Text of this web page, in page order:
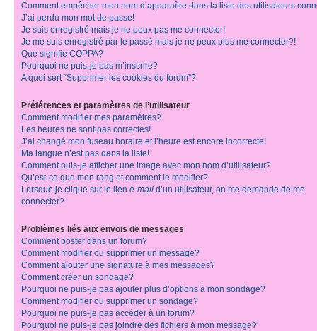
Comment empêcher mon nom d’apparaître dans la liste des utilisateurs
J’ai perdu mon mot de passe!
Je suis enregistré mais je ne peux pas me connecter!
Je me suis enregistré par le passé mais je ne peux plus me connecter?!
Que signifie COPPA?
Pourquoi ne puis-je pas m’inscrire?
A quoi sert “Supprimer les cookies du forum”?
Préférences et paramètres de l’utilisateur
Comment modifier mes paramètres?
Les heures ne sont pas correctes!
J’ai changé mon fuseau horaire et l’heure est encore incorrecte!
Ma langue n’est pas dans la liste!
Comment puis-je afficher une image avec mon nom d’utilisateur?
Qu’est-ce que mon rang et comment le modifier?
Lorsque je clique sur le lien e-mail d’un utilisateur, on me demande de me
connecter?
Problèmes liés aux envois de messages
Comment poster dans un forum?
Comment modifier ou supprimer un message?
Comment ajouter une signature à mes messages?
Comment créer un sondage?
Pourquoi ne puis-je pas ajouter plus d’options à mon sondage?
Comment modifier ou supprimer un sondage?
Pourquoi ne puis-je pas accéder à un forum?
Pourquoi ne puis-je pas joindre des fichiers à mon message?